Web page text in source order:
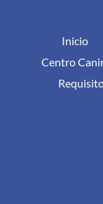
Inicio
Centro